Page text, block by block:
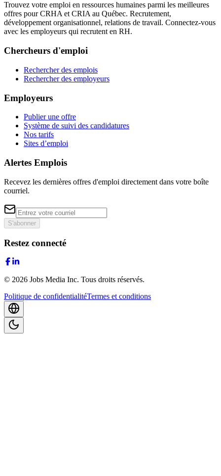
Trouvez votre emploi en ressources humaines parmi les meilleures
offres pour CRHA et CRIA au Québec. Recrutement,
développement organisationnel, relations de travail. Connectez-vous
avec les employeurs qui recrutent en RH.
Chercheurs d'emploi
Rechercher des emplois
Rechercher des employeurs
Employeurs
Publier une offre
Système de suivi des candidatures
Nos tarifs
Sites d’emploi
Alertes Emplois
Recevez les dernières offres d'emploi directement dans votre boîte
courriel.
S'abonner
Restez connecté
© 2026 Jobs Media Inc. Tous droits réservés.
Politique de confidentialitéTermes et conditions